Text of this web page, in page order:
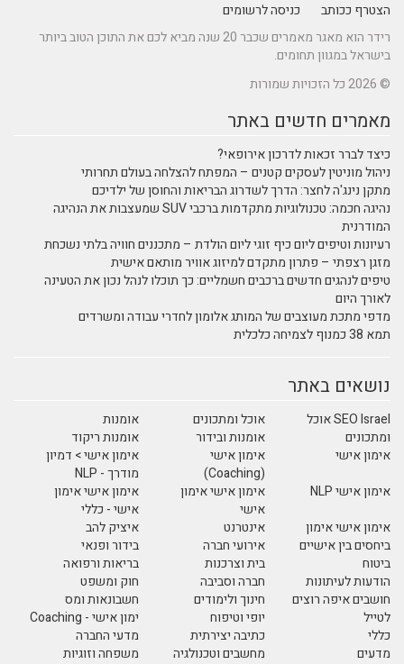
הצטרף ככותב
כניסה לרשומים
רידר הוא מאגר מאמרים שכבר 20 שנה מביא לכם את התוכן הטוב ביותר
בישראל במגוון תחומים.
© 2026 כל הזכויות שמורות
מאמרים חדשים באתר
כיצד לברר זכאות לדרכון אירופאי?
ניהול מוניטין לעסקים קטנים – המפתח להצלחה בעולם תחרותי
מתקן נינג'ה לחצר: הדרך לשדרוג הבריאות והחוסן של ילדיכם
נהיגה חכמה: טכנולוגיות מתקדמות ברכבי SUV שמעצבות את הנהיגה
המודרנית
רעיונות וטיפים ליום כיף זוגי ליום הולדת – מתכננים חוויה בלתי נשכחת
מזגן רצפתי – פתרון מתקדם למיזוג אוויר מותאם אישית
טיפים לנהגים חדשים ברכבים חשמליים: כך תוכלו לנהל נכון את הטעינה
לאורך היום
מדפי מתכת מעוצבים של המותג אלומון לחדרי עבודה ומשרדים
תמא 38 כמנוף לצמיחה כלכלית
נושאים באתר
SEO Israel אוכל
ומתכונים
אוכל ומתכונים
אומנות
אומנות ובידור
אומנות ריקוד
אימון אישי
אימון אישי
(Coaching)
אימון אישי > דמיון
מודרך - NLP
אימון אישי NLP
אימון אישי אימון
אישי
אימון אישי אימון
אישי - כללי
אימון אישי אימון
ביחסים בין אישיים
אינטרנט
איציק להב
אירועי חברה
בידור ופנאי
ביטוח
בית וצרכנות
בריאות ורפואה
הודעות לעיתונות
חברה וסביבה
חוק ומשפט
חושבים איפה רוצים
לטייל
חינוך ולימודים
חשבונאות ומס
יופי וטיפוח
ימון אישי - Coaching
כללי
כתיבה יצירתית
מדעי החברה
מדעים
מחשבים וטכנולגיה
משפחה וזוגיות